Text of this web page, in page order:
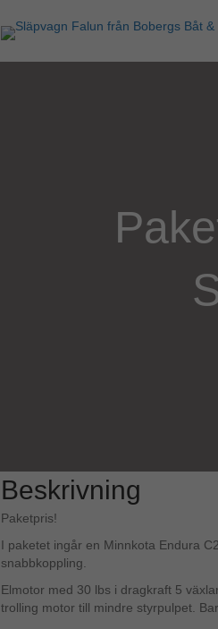
Beskrivning
Paketpris!
I paketet ingår en Minnkota Endura
snabbkoppling.
Elmotor med 30 lbs i dragkraft 5
trolling motor till mindre styrpulpet.